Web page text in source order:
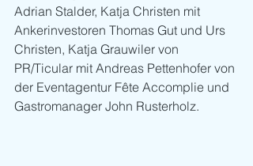
Adrian Stalder, Katja Christen mit
Ankerinvestoren Thomas Gut und Urs
Christen, Katja Grauwiler von
PR/Ticular mit Andreas Pettenhofer von
der Eventagentur Fête Accomplie und
Gastromanager John Rusterholz.